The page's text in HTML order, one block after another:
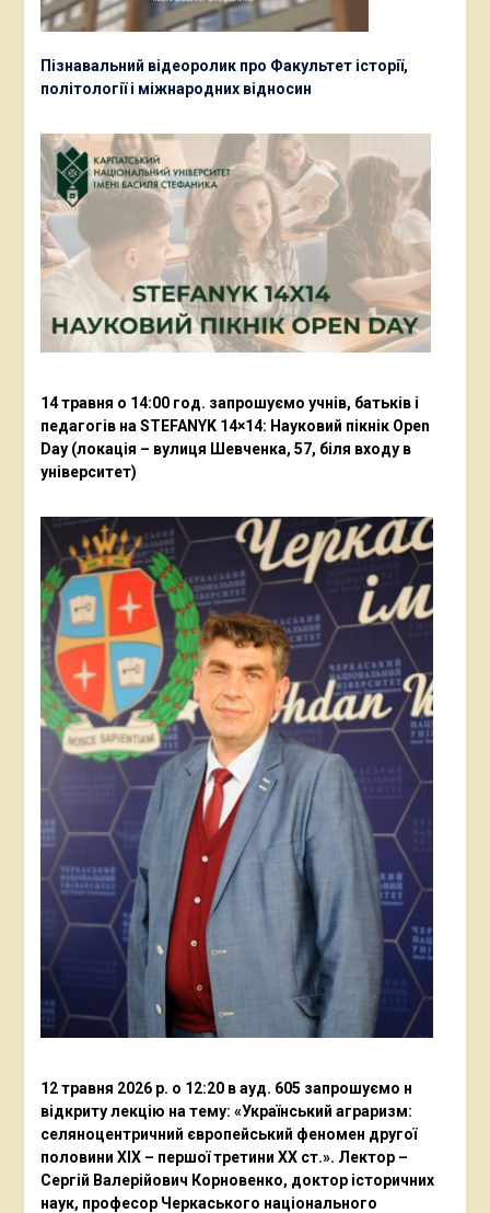
Пізнавальний відеоролик про Факультет історії,
політології і міжнародних відносин
14 травня о 14:00 год. запрошуємо учнів, батьків і
педагогів на STEFANYK 14×14: Науковий пікнік Open
Day (локація – вулиця Шевченка, 57, біля входу в
університет)
12 травня 2026 р. о 12:20 в ауд. 605 запрошуємо н
відкриту лекцію на тему: «Український аграризм:
селяноцентричний європейський феномен другої
половини ХІХ – першої третини ХХ ст.». Лектор –
Сергій Валерійович Корновенко, доктор історичних
наук, професор Черкаського національного